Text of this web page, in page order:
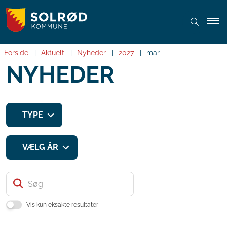
Forside Aktuelt Nyheder 2027 mar
NYHEDER
Søg
Vis kun eksakte resultater
TYPE
VÆLG ÅR